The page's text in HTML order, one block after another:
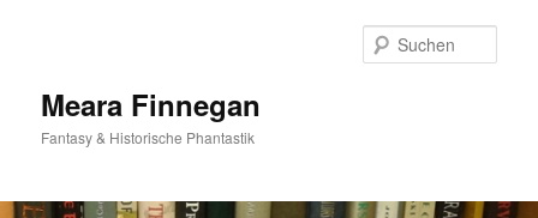
Meara Finnegan
Fantasy & Historische Phantastik